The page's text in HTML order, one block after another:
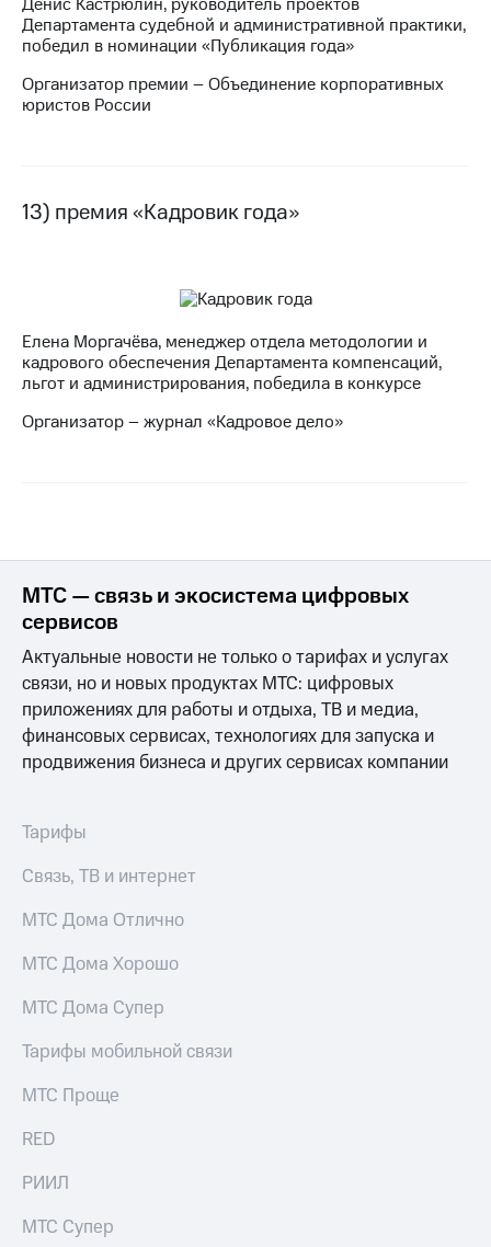
Департамента судебной и административной практики,
победил в номинации «Публикация года»
Организатор премии – Объединение корпоративных
юристов России
13) премия «Кадровик года»
Елена Моргачёва, менеджер отдела методологии и
кадрового обеспечения Департамента компенсаций,
льгот и администрирования, победила в конкурсе
Организатор – журнал «Кадровое дело»
МТС — связь и экосистема цифровых
сервисов
Актуальные новости не только о тарифах и услугах
связи, но и новых продуктах МТС: цифровых
приложениях для работы и отдыха, ТВ и медиа,
финансовых сервисах, технологиях для запуска и
продвижения бизнеса и других сервисах компании
Тарифы
Связь, ТВ и интернет
МТС Дома Отлично
МТС Дома Хорошо
МТС Дома Супер
Тарифы мобильной связи
МТС Проще
RED
РИИЛ
МТС Супер